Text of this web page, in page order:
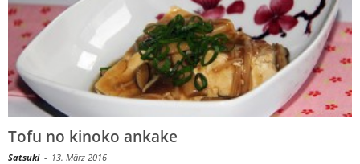
Tofu no kinoko ankake
Satsuki - 13. März 2016